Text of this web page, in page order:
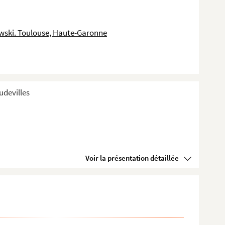
Toulouse, Haute-Garonne
Voir la présentation détaillée